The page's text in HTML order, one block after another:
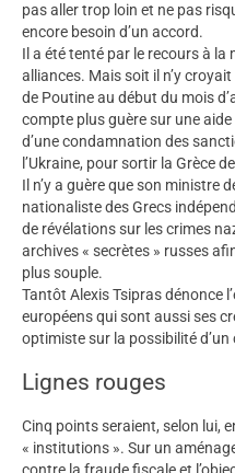
pas aller trop loin et ne pas
encore besoin d’un accord.
Il a été tenté par le recours à la
alliances. Mais soit il n’y
de Poutine au début du mois
compte plus guère sur une
d’une condamnation des
l’Ukraine, pour sortir la Grèce
Il n’y a guère que son ministre
nationaliste des Grecs
de révélations sur les crimes
archives « secrètes » russes
plus souple.
Tantôt Alexis Tsipras dénonce
européens qui sont aussi ses
optimiste sur la possibilité
Lignes rouges
Cinq points seraient, selon lui,
« institutions ». Sur un